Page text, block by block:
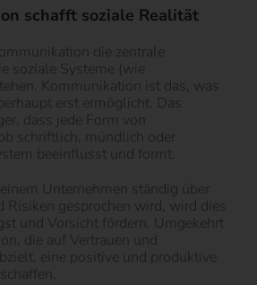
schafft soziale Realität
die zentrale
soziale Systeme (wie
Kommunikation ist das, was
erst ermöglicht. Das
dass jede Form von
schriftlich, mündlich oder
beeinflusst und formt.
Unternehmen ständig über
Risiken gesprochen wird, wird dies
und Vorsicht fördern. Umgekehrt
die auf Vertrauen und
eine positive und produktive